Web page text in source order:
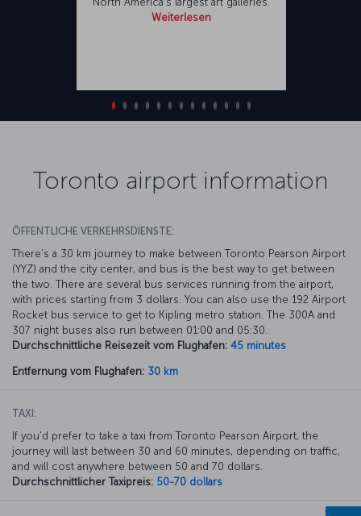
Weiterlesen
Toronto airport information
ÖFFENTLICHE VERKEHRSDIENSTE:
There's a 30 km journey to make between Toronto Pearson Airport
(YYZ) and the city center, and bus is the best way to get between
the two. There are several bus services running from the airport,
with prices starting from 3 dollars. You can also use the 192 Airport
Rocket bus service to get to Kipling metro station. The 300A and
307 night buses also run between 01:00 and 05:30.
Durchschnittliche Reisezeit vom Flughafen: 45 minutes
Entfernung vom Flughafen: 30 km
TAXI:
If you'd prefer to take a taxi from Toronto Pearson Airport, the
journey will last between 30 and 60 minutes, depending on traffic,
and will cost anywhere between 50 and 70 dollars.
Durchschnittlicher Taxipreis: 50-70 dollars